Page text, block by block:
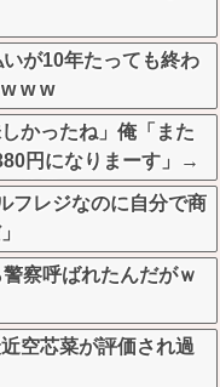
いが10年たっても終わ
w w
かったね」俺「また
円になりまーす」→
俺悪くないよ
フレジなのに自分で商
察呼ばれたんだがｗ
空芯菜が評価され過